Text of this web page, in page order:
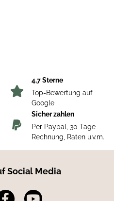
4,7 Sterne
Top-Bewertung auf
Google
Sicher zahlen
Per Paypal, 30 Tage
Rechnung, Raten u.v.m.
Social Media